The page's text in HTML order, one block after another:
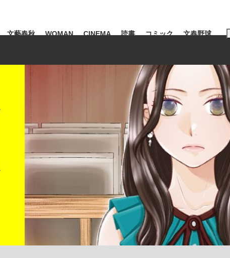
「最悪の空気のまま解散」WBC日本代表“敗戦”の真実 選手
観る将棋、読む将棋
文藝春秋 WOMAN CINEMA 読書 コミック 文春野球
#森岡毅 #城彰二 #内田有紀
#松田聖子